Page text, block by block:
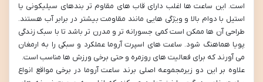
است. این ساعت ها اغلب دارای قاب های مقاوم تر بندهای سیلیکونی یا
استیل با دوام بالا و ویژگی هایی مانند مقاومت بیشتر در برابر آب هستند.
طراحی آن ها ممکن است کمی جسورانه تر و مدرن تر باشد تا با سبک زندگی
پویا هماهنگ شود. ساعت های اسپرت آروما عملکرد و سبکی را به ارمغان
می آورند که برای فعالیت های روزمره و حتی برخی ورزش ها مناسب است.
علاوه بر این دو زیرمجموعه اصلی برند ساعت آروما در برخی مواقع انواع